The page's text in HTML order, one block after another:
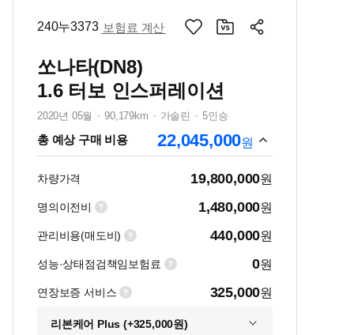
240누3373 보험료 계산
쏘나타(DN8)
1.6 터보 인스퍼레이션
2020년 05월 90,179km 가솔린 5인승
총 예상 구매 비용 22,045,000원
차량가격 19,800,000원
명의이전비 1,480,000원
관리비용(매도비) 440,000원
성능·상태점검책임보험료 0원
연장보증 서비스 325,000원
리본케어 Plus (+325,000원)